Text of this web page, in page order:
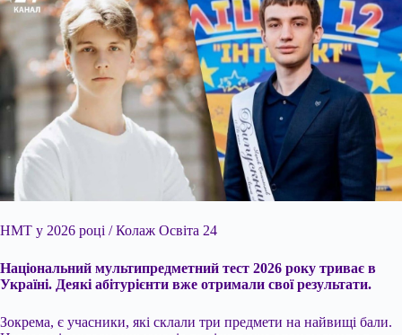
НМТ у 2026 році / Колаж Освіта 24
Національний мультипредметний тест 2026 року триває в
Україні. Деякі абітурієнти вже отримали свої результати.
Зокрема, є учасники, які склали три предмети на найвищі бали.